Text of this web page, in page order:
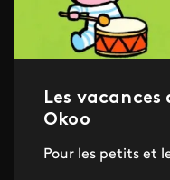
Les
Okoo
Pour les petits et